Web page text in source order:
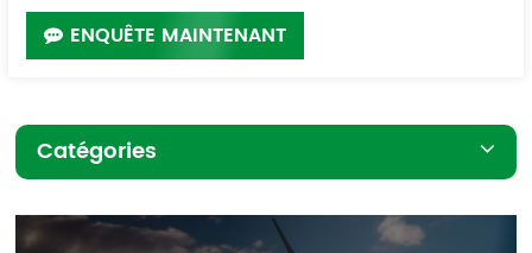
ENQUÊTE MAINTENANT
Catégories